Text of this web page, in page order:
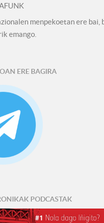
menpekoetan ere bai,
emango.
ERE BAGIRA
PODCASTAK